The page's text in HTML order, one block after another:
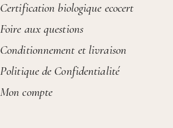
Certification biologique ecocert
Foire aux questions
Conditionnement et livraison
Politique de Confidentialité
Mon compte